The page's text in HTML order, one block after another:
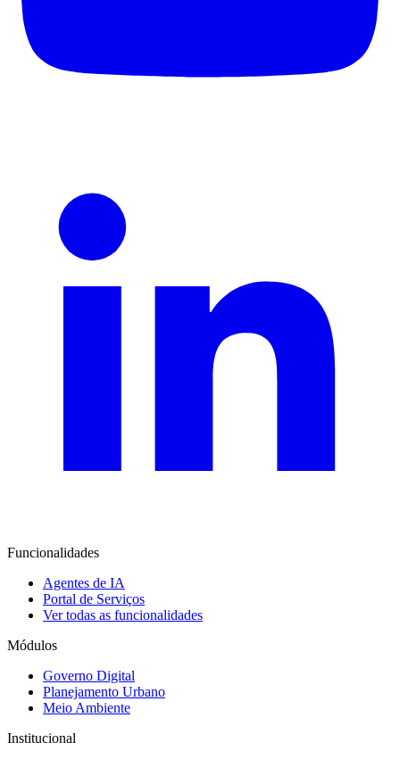
Funcionalidades
Agentes de IA
Portal de Serviços
Ver todas as funcionalidades
Módulos
Governo Digital
Planejamento Urbano
Meio Ambiente
Institucional